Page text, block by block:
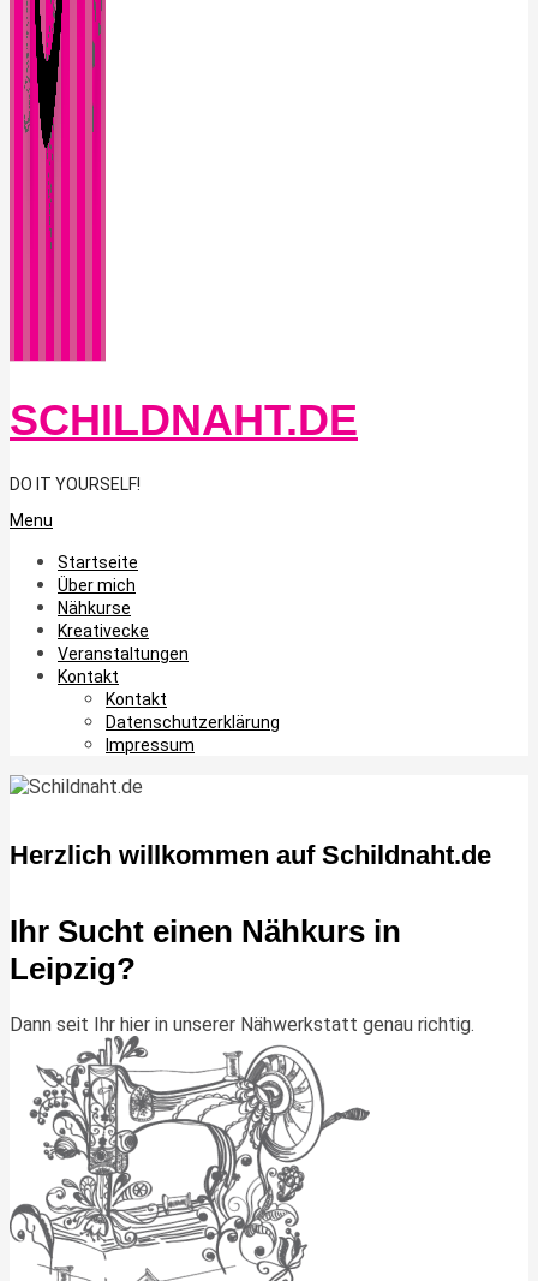
SCHILDNAHT.DE
DO IT YOURSELF!
Primary
Menu
Menu
Startseite
Über mich
Nähkurse
Kreativecke
Veranstaltungen
Kontakt
Kontakt
Datenschutzerklärung
Impressum
Herzlich willkommen auf Schildnaht.de
Ihr Sucht einen Nähkurs in
Leipzig?
Dann seit Ihr hier in unserer Nähwerkstatt genau richtig.